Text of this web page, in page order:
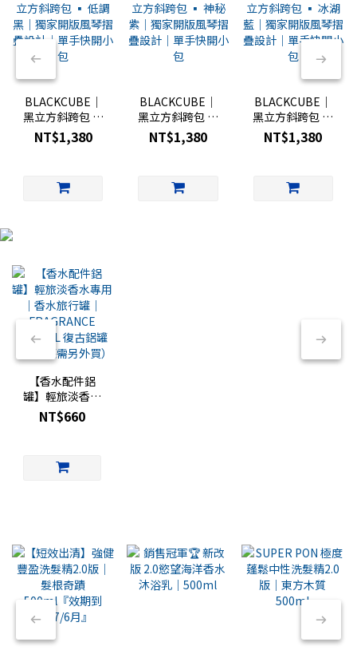
BLACKCUBE｜
黑立方斜跨包 ▪︎
低調黑｜獨家開
版風琴摺疊設計
NT$1,380
BLACKCUBE｜
黑立方斜跨包 ▪︎
神秘紫｜獨家開
版風琴摺疊設計
NT$1,380
BLACKCUBE｜
黑立方斜跨包 ▪︎
冰湖藍｜獨家開
版風琴摺疊設計
NT$1,380
【香水配件鋁
罐】輕旅淡香水
專用｜香水旅行
罐｜
罐（玻璃罐需另
NT$660